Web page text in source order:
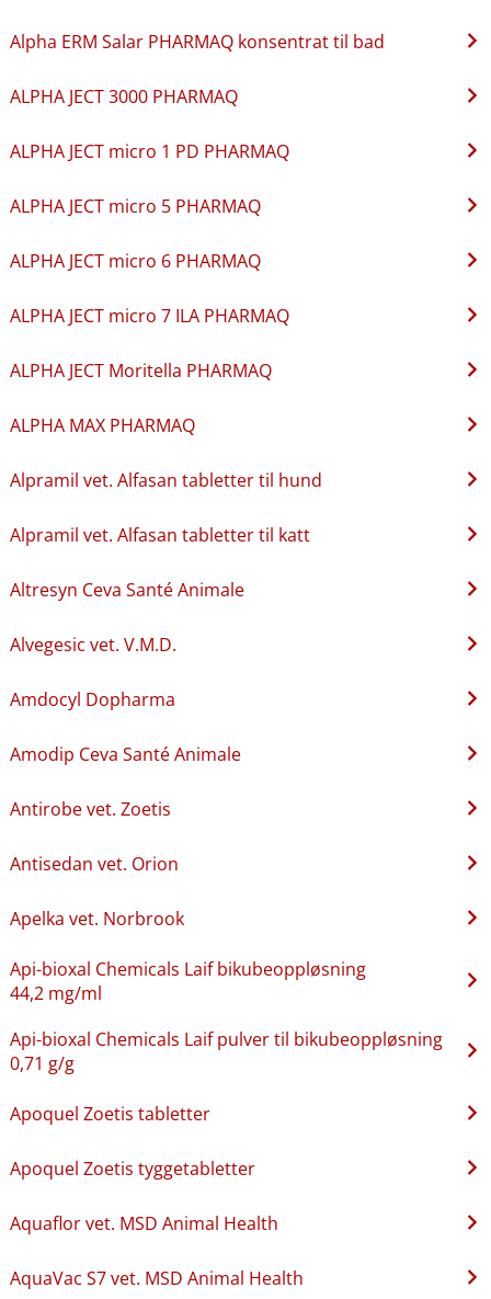
Alpha ERM Salar PHARMAQ konsentrat til bad
ALPHA JECT 3000 PHARMAQ
ALPHA JECT micro 1 PD PHARMAQ
ALPHA JECT micro 5 PHARMAQ
ALPHA JECT micro 6 PHARMAQ
ALPHA JECT micro 7 ILA PHARMAQ
ALPHA JECT Moritella PHARMAQ
ALPHA MAX PHARMAQ
Alpramil vet. Alfasan tabletter til hund
Alpramil vet. Alfasan tabletter til katt
Altresyn Ceva Santé Animale
Alvegesic vet. V.M.D.
Amdocyl Dopharma
Amodip Ceva Santé Animale
Antirobe vet. Zoetis
Antisedan vet. Orion
Apelka vet. Norbrook
Api-bioxal Chemicals Laif bikubeoppløsning
44,2 mg/ml
Api-bioxal Chemicals Laif pulver til bikubeoppløsning
0,71 g/g
Apoquel Zoetis tabletter
Apoquel Zoetis tyggetabletter
Aquaflor vet. MSD Animal Health
AquaVac S7 vet. MSD Animal Health